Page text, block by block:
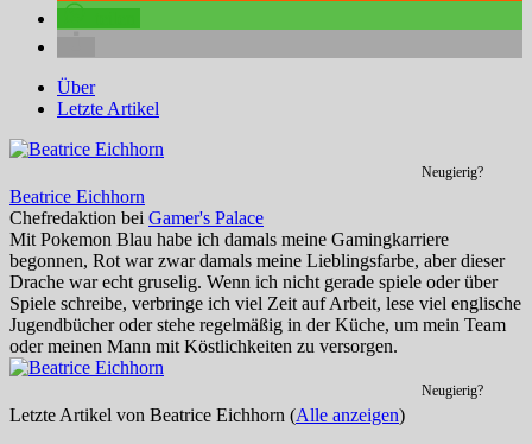
Über
Letzte Artikel
Neugierig?
Beatrice Eichhorn
Chefredaktion bei Gamer's Palace
Mit Pokemon Blau habe ich damals meine Gamingkarriere
begonnen, Rot war zwar damals meine Lieblingsfarbe, aber dieser
Drache war echt gruselig. Wenn ich nicht gerade spiele oder über
Spiele schreibe, verbringe ich viel Zeit auf Arbeit, lese viel englische
Jugendbücher oder stehe regelmäßig in der Küche, um mein Team
oder meinen Mann mit Köstlichkeiten zu versorgen.
Neugierig?
Letzte Artikel von Beatrice Eichhorn (Alle anzeigen)